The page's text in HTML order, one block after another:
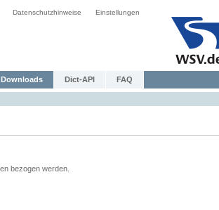
Datenschutzhinweise Einstellungen
Downloads Dict-API FAQ
bezogen werden.